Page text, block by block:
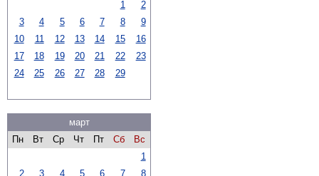
1
2
3
4 5 6 7 8
9
10
11 12 13 14 15
16
17
18 19 20 21 22
23
24
25 26 27 28 29
март
Пн
Вт Ср Чт Пт Сб
Вс
1
2
3 4 5 6 7
8